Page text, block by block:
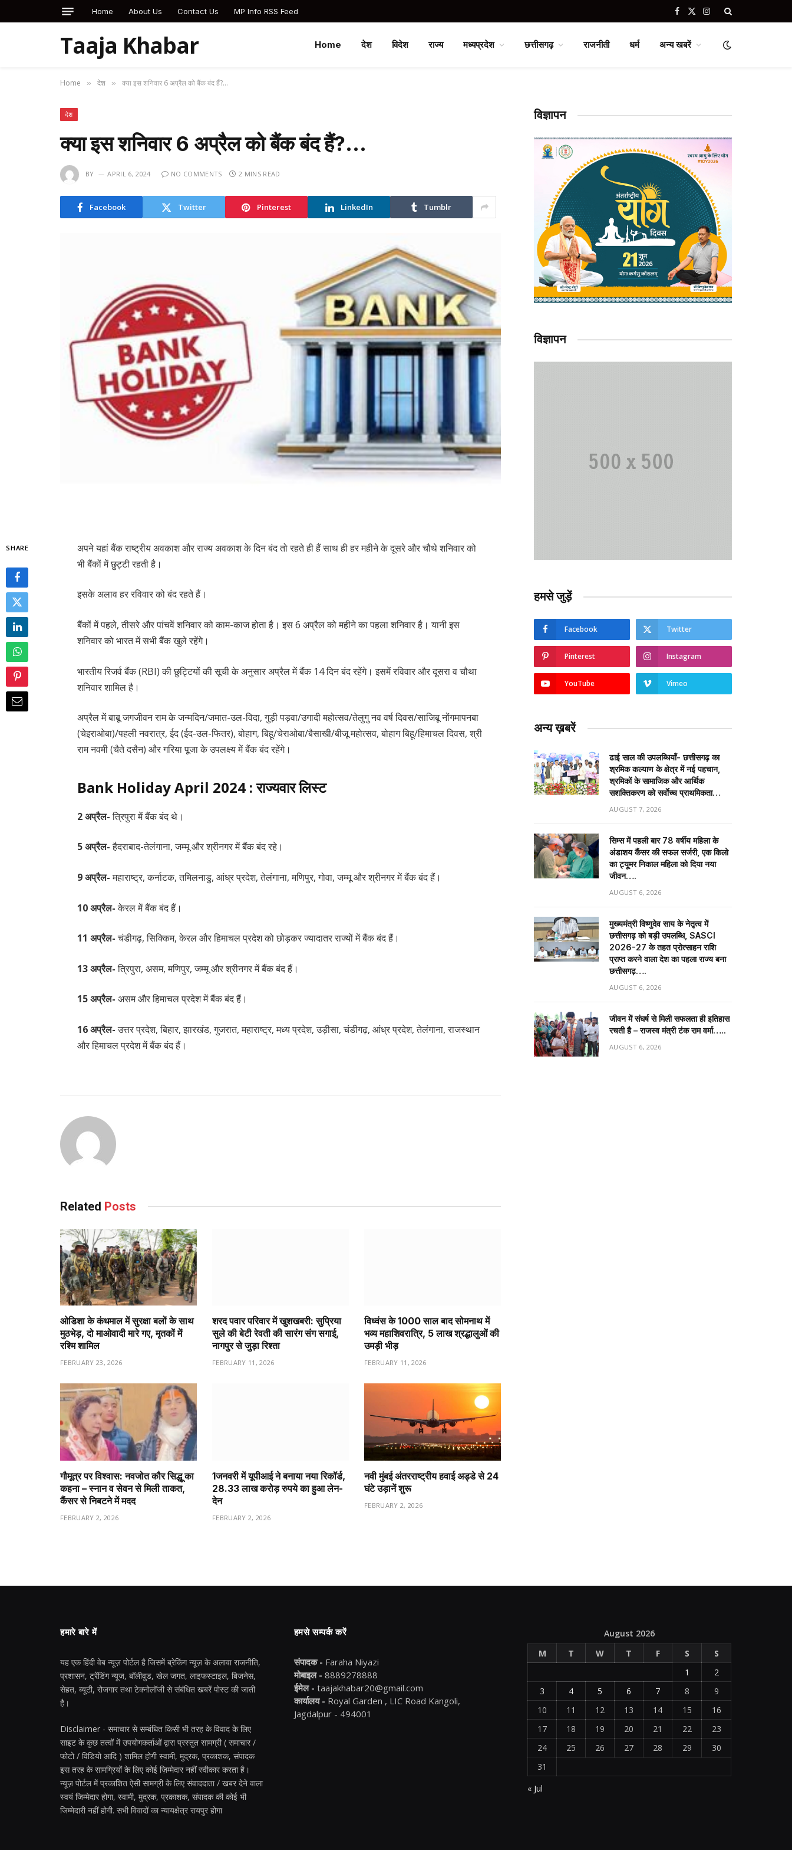
Home About Us Contact Us MP Info RSS Feed Facebook
X
Instagram
Taaja Khabar Home देश विदेश राज्य मध्यप्रदेश छत्तीसगढ़ राजनीती धर्म अन्य खबरें
Home » देश » क्या इस शनिवार 6 अप्रैल को बैंक बंद हैं?…
देश
क्या इस शनिवार 6 अप्रैल को बैंक बंद हैं?…
BY APRIL 6, 2024 NO COMMENTS 2 MINS READ
Facebook Twitter Pinterest LinkedIn Tumblr
SHARE
अपने यहां बैंक राष्ट्रीय अवकाश और राज्य अवकाश के दिन बंद तो रहते ही हैं साथ ही हर महीने के दूसरे और चौथे शनिवार को
भी बैंकों में छुट्टी रहती है।
इसके अलाव हर रविवार को बंद रहते हैं।
बैंकों में पहले, तीसरे और पांचवें शनिवार को काम-काज होता है। इस 6 अप्रैल को महीने का पहला शनिवार है। यानी इस
शनिवार को भारत में सभी बैंक खुले रहेंगे।
भारतीय रिजर्व बैंक (RBI) की छुट्टियों की सूची के अनुसार अप्रैल में बैंक 14 दिन बंद रहेंगे। इसमें रविवार और दूसरा व चौथा
शनिवार शामिल है।
अप्रैल में बाबू जगजीवन राम के जन्मदिन/जमात-उल-विदा, गुड़ी पड़वा/उगादी महोत्सव/तेलुगु नव वर्ष दिवस/साजिबू नोंगमापनबा
(चेइराओबा)/पहली नवरात्र, ईद (ईद-उल-फितर), बोहाग, बिहू/चेराओबा/बैसाखी/बीजू महोत्सव, बोहाग बिहू/हिमाचल दिवस, श्री
राम नवमी (चैते दसैन) और गरिया पूजा के उपलक्ष्य में बैंक बंद रहेंगे।
Bank Holiday April 2024 : राज्यवार लिस्ट
2 अप्रैल-त्रिपुरा में बैंक बंद थे।
5 अप्रैल-हैदराबाद-तेलंगाना, जम्मू और श्रीनगर में बैंक बंद रहे।
9 अप्रैल-महाराष्ट्र, कर्नाटक, तमिलनाडु, आंध्र प्रदेश, तेलंगाना, मणिपुर, गोवा, जम्मू और श्रीनगर में बैंक बंद हैं।
10 अप्रैल-केरल में बैंक बंद हैं।
11 अप्रैल-चंडीगढ़, सिक्किम, केरल और हिमाचल प्रदेश को छोड़कर ज्यादातर राज्यों में बैंक बंद हैं।
13 अप्रैल-त्रिपुरा, असम, मणिपुर, जम्मू और श्रीनगर में बैंक बंद हैं।
15 अप्रैल-असम और हिमाचल प्रदेश में बैंक बंद हैं।
16 अप्रैल-उत्तर प्रदेश, बिहार, झारखंड, गुजरात, महाराष्ट्र, मध्य प्रदेश, उड़ीसा, चंडीगढ़, आंध्र प्रदेश, तेलंगाना, राजस्थान
और हिमाचल प्रदेश में बैंक बंद हैं।
Related Posts
ओडिशा के कंधमाल में सुरक्षा बलों के साथ
मुठभेड़, दो माओवादी मारे गए, मृतकों में
रश्मि शामिल
FEBRUARY 23, 2026
शरद पवार परिवार में खुशखबरी: सुप्रिया
सुले की बेटी रेवती की सारंग संग सगाई,
नागपुर से जुड़ा रिश्ता
FEBRUARY 11, 2026
विध्वंस के 1000 साल बाद सोमनाथ में
भव्य महाशिवरात्रि, 5 लाख श्रद्धालुओं की
उमड़ी भीड़
FEBRUARY 11, 2026
गौमूत्र पर विश्वास: नवजोत कौर सिद्धू का
कहना – स्नान व सेवन से मिली ताकत,
कैंसर से निबटने में मदद
FEBRUARY 2, 2026
1️जनवरी में यूपीआई ने बनाया नया रिकॉर्ड,
28.33 लाख करोड़ रुपये का हुआ लेन-
देन
FEBRUARY 2, 2026
नवी मुंबई अंतरराष्ट्रीय हवाई अड्डे से 24
घंटे उड़ानें शुरू
FEBRUARY 2, 2026
विज्ञापन
विज्ञापन
हमसे जुड़ें
Facebook Twitter
Pinterest Instagram
YouTube Vimeo
अन्य ख़बरें
ढाई साल की उपलब्धियाँ- छत्तीसगढ़ का
श्रमिक कल्याण के क्षेत्र में नई पहचान,
श्रमिकों के सामाजिक और आर्थिक
सशक्तिकरण को सर्वाेच्च प्राथमिकता…
AUGUST 7, 2026
सिम्स में पहली बार 78 वर्षीय महिला के
अंडाशय कैंसर की सफल सर्जरी, एक किलो
का ट्यूमर निकाल महिला को दिया नया
जीवन….
AUGUST 6, 2026
मुख्यमंत्री विष्णुदेव साय के नेतृत्व में
छत्तीसगढ़ को बड़ी उपलब्धि, SASCI
2026-27 के तहत प्रोत्साहन राशि
प्राप्त करने वाला देश का पहला राज्य बना
छत्तीसगढ़….
AUGUST 6, 2026
जीवन में संघर्ष से मिली सफलता ही इतिहास
रचती है – राजस्व मंत्री टंक राम वर्मा…..
AUGUST 6, 2026
हमारे बारे में
यह एक हिंदी वेब न्यूज़ पोर्टल है जिसमें ब्रेकिंग न्यूज़ के अलावा राजनीति,
प्रशासन, ट्रेंडिंग न्यूज, बॉलीवुड, खेल जगत, लाइफस्टाइल, बिजनेस,
सेहत, ब्यूटी, रोजगार तथा टेक्नोलॉजी से संबंधित खबरें पोस्ट की जाती
है।
Disclaimer - समाचार से सम्बंधित किसी भी तरह के विवाद के लिए
साइट के कुछ तत्वों में उपयोगकर्ताओं द्वारा प्रस्तुत सामग्री ( समाचार /
फोटो / विडियो आदि ) शामिल होगी स्वामी, मुद्रक, प्रकाशक, संपादक
इस तरह के सामग्रियों के लिए कोई ज़िम्मेदार नहीं स्वीकार करता है।
न्यूज़ पोर्टल में प्रकाशित ऐसी सामग्री के लिए संवाददाता / खबर देने वाला
स्वयं जिम्मेदार होगा, स्वामी, मुद्रक, प्रकाशक, संपादक की कोई भी
जिम्मेदारी नहीं होगी. सभी विवादों का न्यायक्षेत्र रायपुर होगा
हमसे सम्पर्क करें
संपादक - Faraha Niyazi
मोबाइल - 8889278888
ईमेल - taajakhabar20@gmail.com
कार्यालय - Royal Garden , LIC Road Kangoli,
Jagdalpur - 494001
August 2026
M
T W T F S
S
1
2
3
4 5 6 7 8
9
10
11 12 13 14 15
16
17
18 19 20 21 22
23
24
25 26 27 28 29
30
31
« Jul